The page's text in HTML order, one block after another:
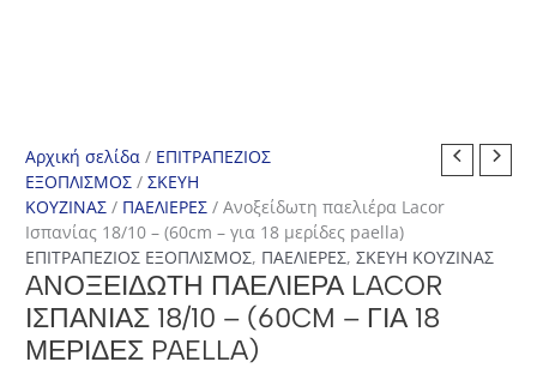
Αρχική σελίδα / ΕΠΙΤΡΑΠΕΖΙΟΣ
ΕΞΟΠΛΙΣΜΟΣ /ΣΚΕΥΗ
ΚΟΥΖΙΝΑΣ / ΠΑΕΛΙΕΡΕΣ / Aνοξείδωτη παελιέρα Lacor
Ισπανίας 18/10 – (60cm – για 18 μερίδες paella)
ΕΠΙΤΡΑΠΕΖΙΟΣ ΕΞΟΠΛΙΣΜΟΣ, ΠΑΕΛΙΕΡΕΣ,ΣΚΕΥΗ ΚΟΥΖΙΝΑΣ
AΝΟΞΕΊΔΩΤΗ ΠΑΕΛΙΈΡΑ LACOR
ΙΣΠΑΝΊΑΣ 18/10 – (60CM – ΓΙΑ 18
ΜΕΡΊΔΕΣ PAELLA)